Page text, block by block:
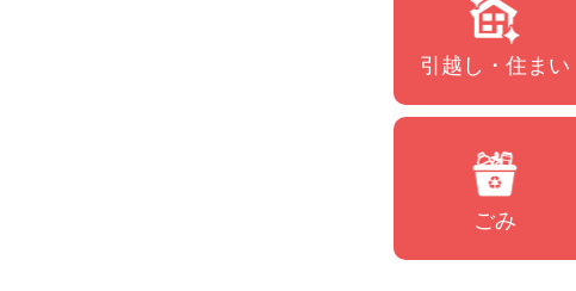
引越し・住まい
ごみ